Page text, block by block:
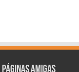
Páginas amigas